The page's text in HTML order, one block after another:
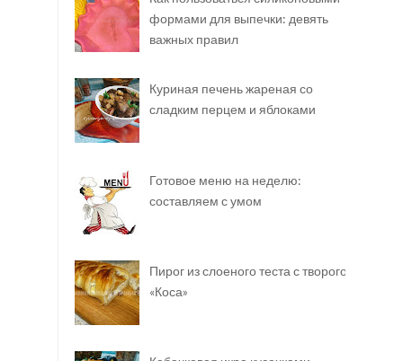
формами для выпечки: девять
важных правил
Куриная печень жареная со
сладким перцем и яблоками
Готовое меню на неделю:
составляем с умом
Пирог из слоеного теста с творогом
«Коса»